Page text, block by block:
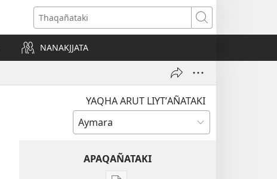
Thaqañataki
NANAKJJATA
YAQHA ARUT LIYTʼAÑATAKI
APAQAÑATAKI